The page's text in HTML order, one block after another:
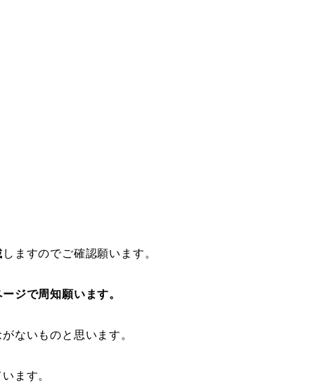
しますのでご確認願います。
ジで周知願います。
ないものと思います。
ます。